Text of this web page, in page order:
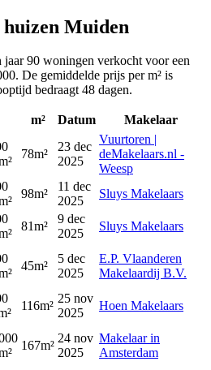
Muiden
90 woningen verkocht voor een
De gemiddelde prijs per m² is
bedraagt 48 dagen.
m² Datum
Makelaar
78m²
23 dec
2025
Vuurtoren |
deMakelaars.nl -
Weesp
98m²
11 dec
2025
Sluys Makelaars
81m²
9 dec
2025
Sluys Makelaars
45m²
5 dec
2025
E.P. Vlaanderen
Makelaardij B.V.
116m²
25 nov
2025
Hoen Makelaars
167m²
24 nov
2025
Makelaar in
Amsterdam